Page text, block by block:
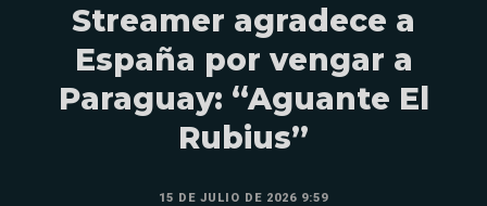
Streamer agradece a
España por vengar a
Paraguay: “Aguante El
Rubius”
15 DE JULIO DE 2026 9:59